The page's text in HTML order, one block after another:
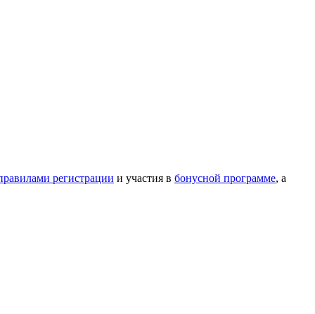
регистрации и участия в бонусной программе, а